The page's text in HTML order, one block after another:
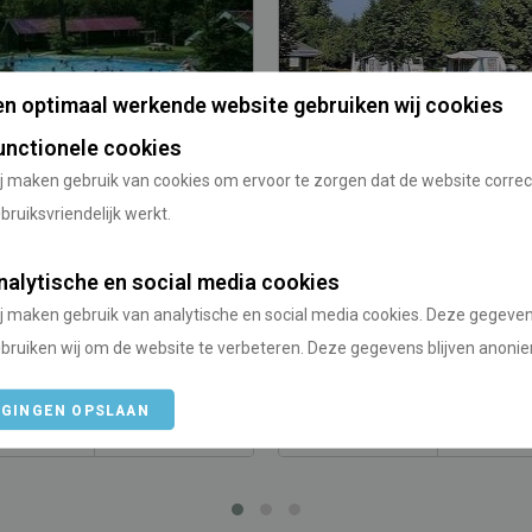
optimaal werkende website gebruiken wij cookies
cookies
maken gebruik van cookies om ervoor te zorgen dat de website
werkt.
en social media cookies
maken gebruik van analytische en social media cookies. Deze
wij om de website te verbeteren. Deze gegevens blijven
OPSLAAN
Hoeve aan den
/ Drenthe
Vanaf Utrecht
Camping De Negorij
Nederland